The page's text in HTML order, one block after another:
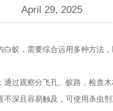
April 29, 2025
白蚁，需要综合运用多种方法
通过观察分飞孔、蚁路，检查
不深且容易触及，可使用杀虫